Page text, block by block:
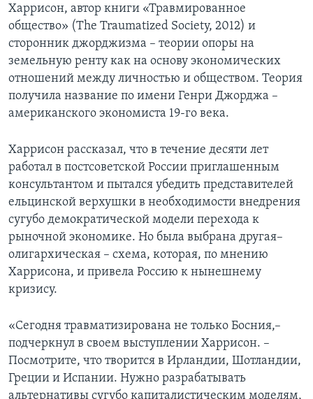
Харрисон, автор книги «Травмированное
общество» (The Traumatized Society, 2012) и
сторонник джорджизма – теории опоры на
земельную ренту как на основу экономических
отношений между личностью и обществом. Теория
получила название по имени Генри Джорджа –
американского экономиста 19-го века.
Харрисон рассказал, что в течение десяти лет
работал в постсоветской России приглашенным
консультантом и пытался убедить представителей
ельцинской верхушки в необходимости внедрения
сугубо демократической модели перехода к
рыночной экономике. Но была выбрана другая–
олигархическая – схема, которая, по мнению
Харрисона, и привела Россию к нынешнему
кризису.
«Сегодня травматизирована не только Босния,–
подчеркнул в своем выступлении Харрисон. –
Посмотрите, что творится в Ирландии, Шотландии,
Греции и Испании. Нужно разрабатывать
альтернативы сугубо капиталистическим моделям,